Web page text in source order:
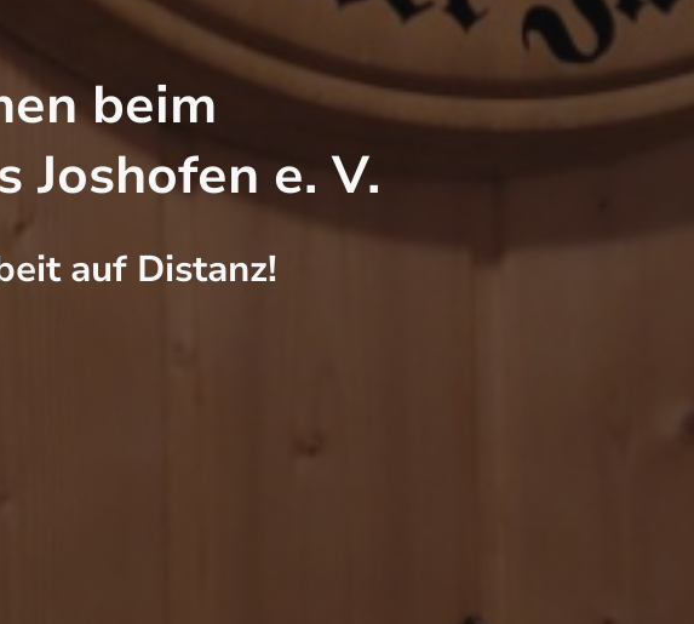
beim
Joshofen e. V.
auf Distanz!